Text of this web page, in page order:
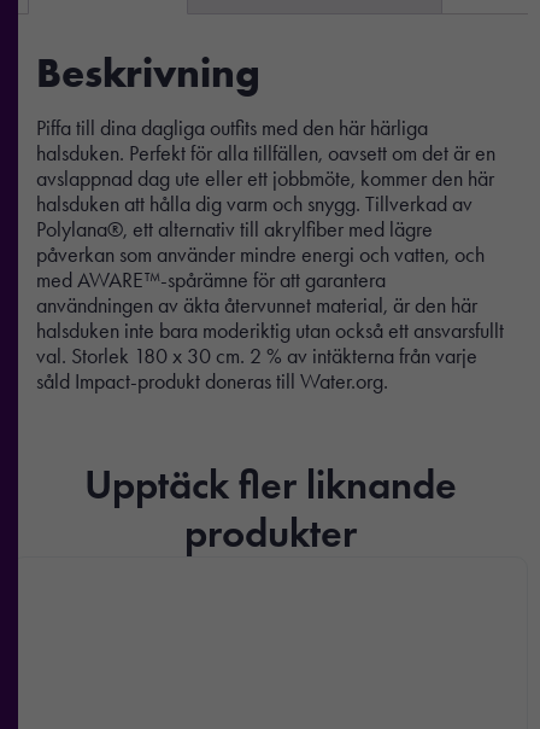
Beskrivning
Piffa till dina dagliga outfits med den här härliga
halsduken. Perfekt för alla tillfällen, oavsett om det är en
avslappnad dag ute eller ett jobbmöte, kommer den här
halsduken att hålla dig varm och snygg. Tillverkad av
Polylana®, ett alternativ till akrylfiber med lägre
påverkan som använder mindre energi och vatten, och
med AWARE™-spårämne för att garantera
användningen av äkta återvunnet material, är den här
halsduken inte bara moderiktig utan också ett ansvarsfullt
val. Storlek 180 x 30 cm. 2 % av intäkterna från varje
såld Impact-produkt doneras till Water.org.
Upptäck fler liknande
produkter